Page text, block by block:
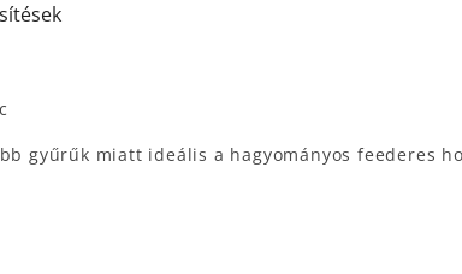
gyűrűk miatt ideális a hagyományos feederes